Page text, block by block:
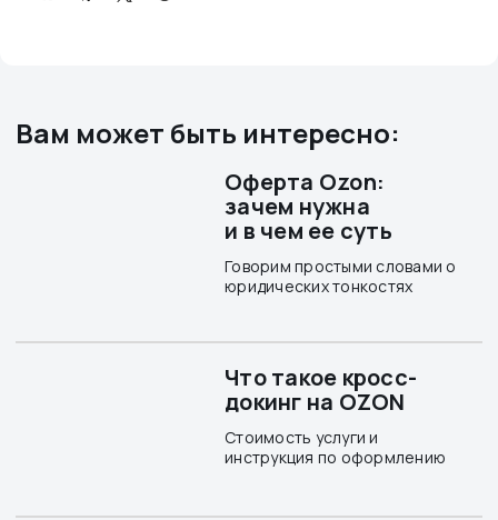
Вам может быть интересно:
Оферта Ozon:
зачем нужна
и в чем ее суть
Говорим простыми словами о
юридических тонкостях
Что такое кросс-
докинг на OZON
Стоимость услуги и
инструкция по оформлению